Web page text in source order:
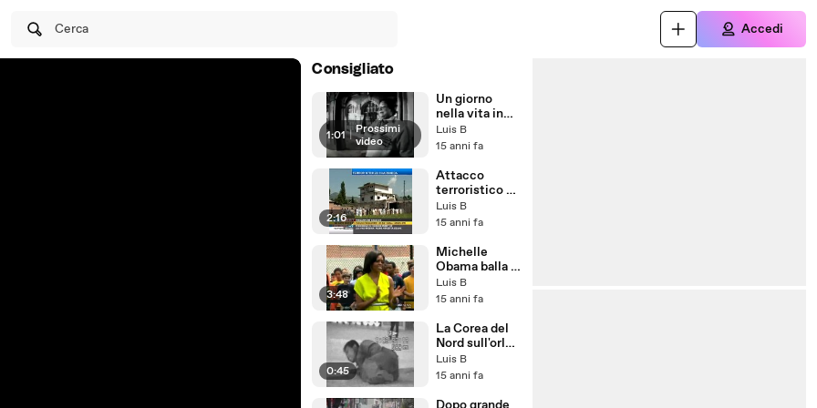
Cerca Accedi
Consigliato
1:01 | Prossimi
video
Un giorno
nella vita in
India: la
corruzione
Luis B
15 anni fa
2:16
Attacco
terroristico a
Charsadda: 80
morti
Luis B
15 anni fa
3:48
Michelle
Obama balla il
"dougie"
Luis B
15 anni fa
0:45
La Corea del
Nord sull'orlo
della carestia
Luis B
15 anni fa